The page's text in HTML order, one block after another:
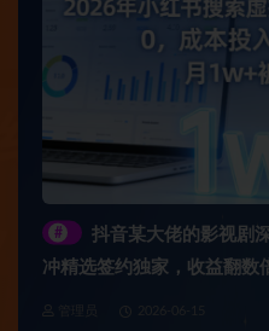
#
抖音某大佬的影视剧
冲精选签约独家，收益翻数